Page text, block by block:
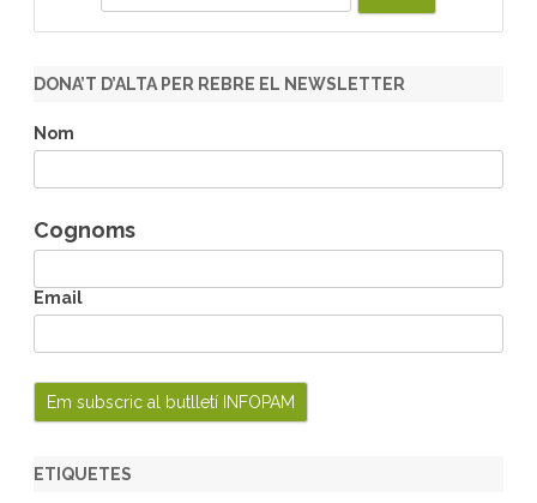
r
h
DONA’T D’ALTA PER REBRE EL NEWSLETTER
Nom
Cognoms
Email
ETIQUETES